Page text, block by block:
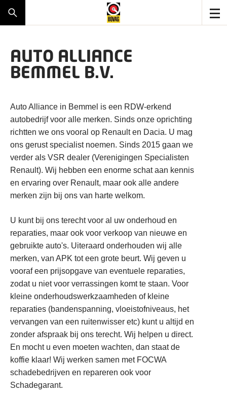
AUTO ALLIANCE
BEMMEL B.V.
Auto Alliance in Bemmel is een RDW-erkend
autobedrijf voor alle merken. Sinds onze oprichting
richtten we ons vooral op Renault en Dacia. U mag
ons gerust specialist noemen. Sinds 2015 gaan we
verder als VSR dealer (Verenigingen Specialisten
Renault). Wij hebben een enorme schat aan kennis
en ervaring over Renault, maar ook alle andere
merken zijn bij ons van harte welkom.
U kunt bij ons terecht voor al uw onderhoud en
reparaties, maar ook voor verkoop van nieuwe en
gebruikte auto's. Uiteraard onderhouden wij alle
merken, van APK tot een grote beurt. Wij geven u
vooraf een prijsopgave van eventuele reparaties,
zodat u niet voor verrassingen komt te staan. Voor
kleine onderhoudswerkzaamheden of kleine
reparaties (bandenspanning, vloeistofniveaus, het
vervangen van een ruitenwisser etc) kunt u altijd en
zonder afspraak bij ons terecht. Wij helpen u direct.
En mocht u even moeten wachten, dan staat de
koffie klaar! Wij werken samen met FOCWA
schadebedrijven en repareren ook voor
Schadegarant.